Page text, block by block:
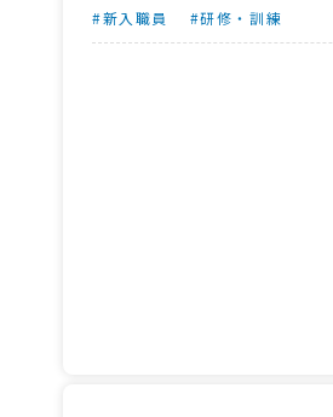
この2日間が終わったあ
くて大変だと思います。
直してくださいね。それ
#新入職員 #研修・訓練